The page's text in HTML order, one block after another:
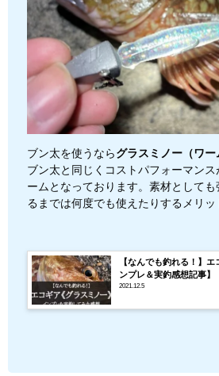
ブン太を使うなら グラスミノー（ワー
ブン太と同じくコストパフォーマン
ームとなっております。素材として
るまでは何度でも使えたりするメリッ
【なんでも釣れる！】
ンプレ＆実釣感想記事】
2021.12.5